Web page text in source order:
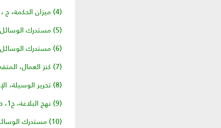
(4) ميزان الحكمة، ج ، ص3709.
(5) مستدرك الوسائل، الميرزا النوري، ج13، ص168.
(6) مستدرك الوسائل، ج2، ص474.
(7) كنز العمال، المتقي الهندي، ج15، ص178.
(8) تحرير الوسيلة، الإمام الخميني قدس سره، ج2، ص17.
(9) نهج البلاغة، ج1، ص181.
(10) مستدرك الوسائل، الميرزا النوري، ج6، ص202.